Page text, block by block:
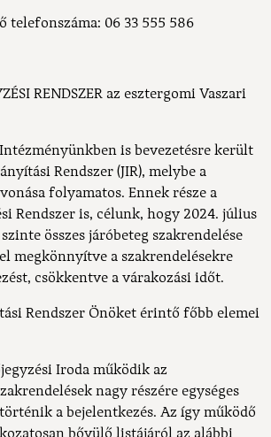
telefonszáma: 06 33 555 586
RENDSZER az esztergomi Vaszari
is bevezetésre került
Rendszer (JIR), melybe a
folyamatos. Ennek része a
Rendszer is, célunk, hogy 2024. július
összes járóbeteg szakrendelése
megkönnyítve a szakrendelésekre
csökkentve a várakozási időt.
Rendszer Önöket érintő főbb elemei
Iroda működik az
nagy részére egységes
a bejelentkezés. Az így működő
bővülő listájáról az alábbi